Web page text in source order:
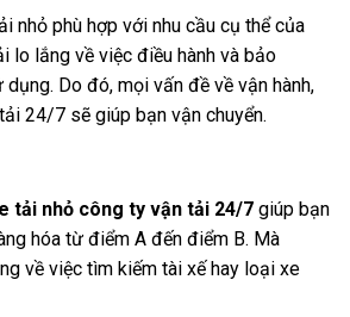
nhỏ phù hợp với nhu cầu cụ thể của
lo lắng về việc điều hành và bảo
Do đó, mọi vấn đề về vận hành,
24/7 sẽ giúp bạn vận chuyển.
tải nhỏ công ty vận tải 24/7 giúp bạn
hóa từ điểm A đến điểm B. Mà
về việc tìm kiếm tài xế hay loại xe